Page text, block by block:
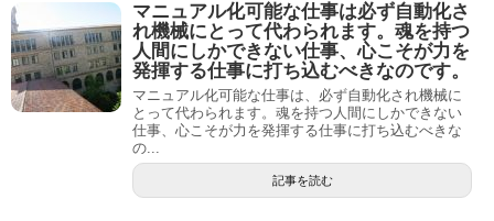
マニュアル化可能な仕事は必ず自動化さ
れ機械にとって代わられます。魂を持つ
人間にしかできない仕事、心こそが力を
発揮する仕事に打ち込むべきなのです。
マニュアル化可能な仕事は、必ず自動化され機械に
とって代わられます。魂を持つ人間にしかできない
仕事、心こそが力を発揮する仕事に打ち込むべきな
の...
記事を読む